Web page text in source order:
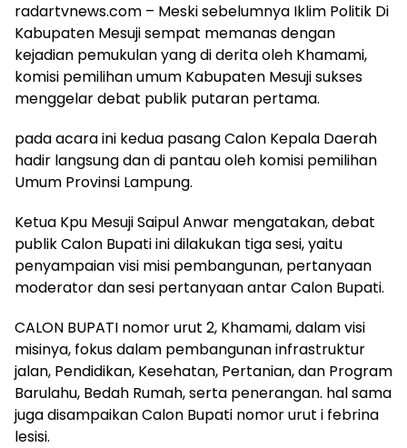
radartvnews.com – Meski sebelumnya Iklim Politik Di
Kabupaten Mesuji sempat memanas dengan
kejadian pemukulan yang di derita oleh Khamami,
komisi pemilihan umum Kabupaten Mesuji sukses
menggelar debat publik putaran pertama.
pada acara ini kedua pasang Calon Kepala Daerah
hadir langsung dan di pantau oleh komisi pemilihan
Umum Provinsi Lampung.
Ketua Kpu Mesuji Saipul Anwar mengatakan, debat
publik Calon Bupati ini dilakukan tiga sesi, yaitu
penyampaian visi misi pembangunan, pertanyaan
moderator dan sesi pertanyaan antar Calon Bupati.
CALON BUPATI nomor urut 2, Khamami, dalam visi
misinya, fokus dalam pembangunan infrastruktur
jalan, Pendidikan, Kesehatan, Pertanian, dan Program
Barulahu, Bedah Rumah, serta penerangan. hal sama
juga disampaikan Calon Bupati nomor urut i febrina
lesisi.